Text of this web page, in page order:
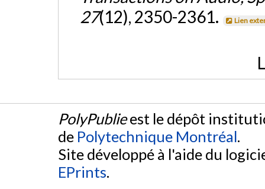
27(12), 2350-2361. Lien
PolyPublieest le dépôt
de Polytechnique Montréal.
Site développé à l'aide du
EPrints.